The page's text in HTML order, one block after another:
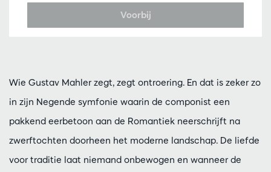
Voorbij
Wie Gustav Mahler zegt, zegt ontroering. En dat is zeker zo
in zijn Negende symfonie waarin de componist een
pakkend eerbetoon aan de Romantiek neerschrijft na
zwerftochten doorheen het moderne landschap. De liefde
voor traditie laat niemand onbewogen en wanneer de